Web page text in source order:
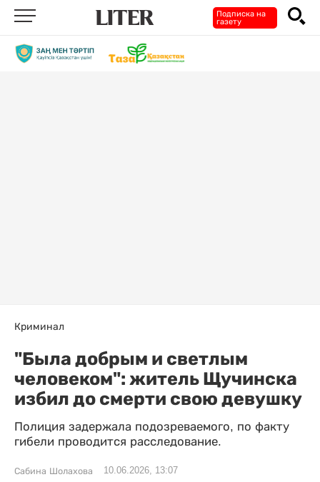
Подписка на
газету
Криминал
"Была добрым и светлым
человеком": житель Щучинска
избил до смерти свою девушку
Полиция задержала подозреваемого, по факту
гибели проводится расследование.
Сабина Шолахова 10.06.2026, 13:07